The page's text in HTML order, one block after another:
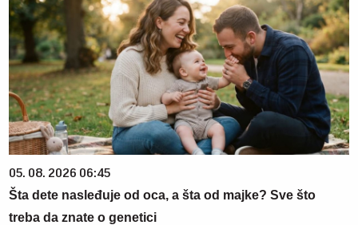
05. 08. 2026 06:45
Šta dete nasleđuje od oca, a šta od majke? Sve što
treba da znate o genetici